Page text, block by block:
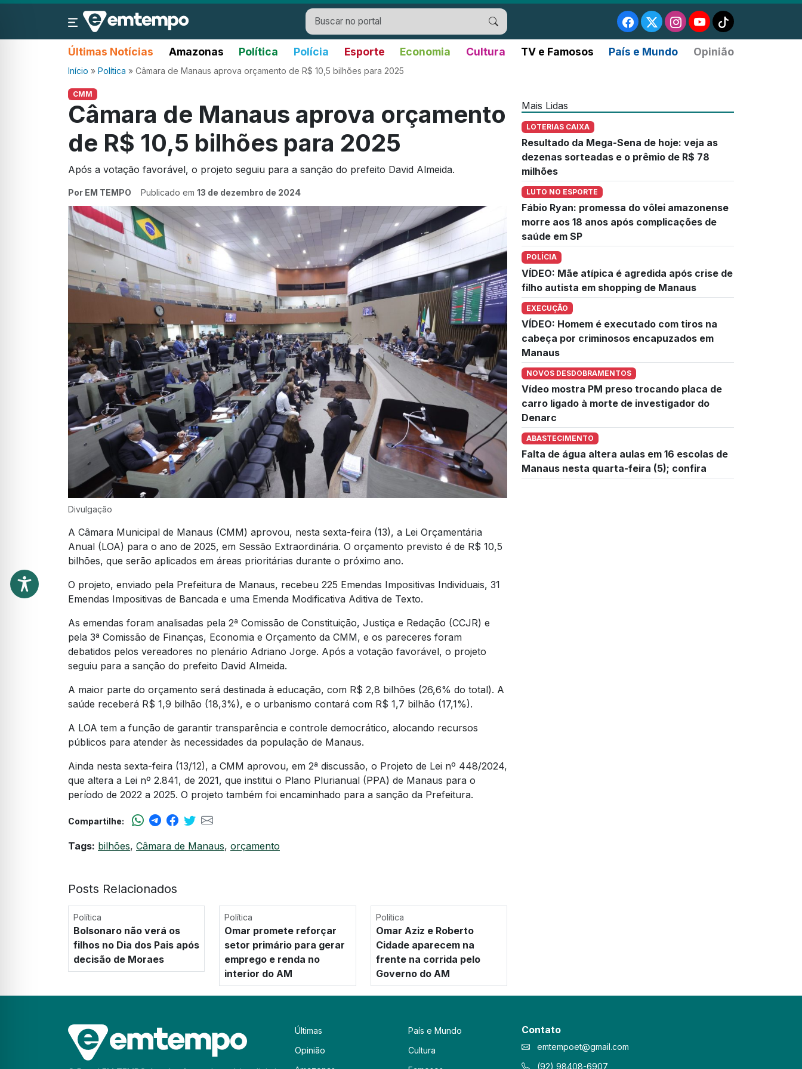
Últimas Notícias Amazonas Política Polícia Esporte Economia Cultura TV e Famosos País e Mundo Opinião
Início » Política » Câmara de Manaus aprova orçamento de R$ 10,5 bilhões para 2025
CMM
Câmara de Manaus aprova orçamento
de R$ 10,5 bilhões para 2025
Após a votação favorável, o projeto seguiu para a sanção do prefeito David Almeida.
Por EM TEMPO Publicado em 13 de dezembro de 2024
Divulgação
A Câmara Municipal de Manaus (CMM) aprovou, nesta sexta-feira (13), a Lei Orçamentária
Anual (LOA) para o ano de 2025, em Sessão Extraordinária. O orçamento previsto é de R$ 10,5
bilhões, que serão aplicados em áreas prioritárias durante o próximo ano.
O projeto, enviado pela Prefeitura de Manaus, recebeu 225 Emendas Impositivas Individuais, 31
Emendas Impositivas de Bancada e uma Emenda Modificativa Aditiva de Texto.
As emendas foram analisadas pela 2ª Comissão de Constituição, Justiça e Redação (CCJR) e
pela 3ª Comissão de Finanças, Economia e Orçamento da CMM, e os pareceres foram
debatidos pelos vereadores no plenário Adriano Jorge. Após a votação favorável, o projeto
seguiu para a sanção do prefeito David Almeida.
A maior parte do orçamento será destinada à educação, com R$ 2,8 bilhões (26,6% do total). A
saúde receberá R$ 1,9 bilhão (18,3%), e o urbanismo contará com R$ 1,7 bilhão (17,1%).
A LOA tem a função de garantir transparência e controle democrático, alocando recursos
públicos para atender às necessidades da população de Manaus.
Ainda nesta sexta-feira (13/12), a CMM aprovou, em 2ª discussão, o Projeto de Lei nº 448/2024,
que altera a Lei nº 2.841, de 2021, que institui o Plano Plurianual (PPA) de Manaus para o
período de 2022 a 2025. O projeto também foi encaminhado para a sanção da Prefeitura.
Compartilhe:
Tags: bilhões, Câmara de Manaus, orçamento
Posts Relacionados
Política
Bolsonaro não verá os
filhos no Dia dos Pais após
decisão de Moraes
Política
Omar promete reforçar
setor primário para gerar
emprego e renda no
interior do AM
Política
Omar Aziz e Roberto
Cidade aparecem na
frente na corrida pelo
Governo do AM
Mais Lidas
LOTERIAS CAIXA
Resultado da Mega-Sena de hoje: veja as
dezenas sorteadas e o prêmio de R$ 78
milhões
LUTO NO ESPORTE
Fábio Ryan: promessa do vôlei amazonense
morre aos 18 anos após complicações de
saúde em SP
POLÍCIA
VÍDEO: Mãe atípica é agredida após crise de
filho autista em shopping de Manaus
EXECUÇÃO
VÍDEO: Homem é executado com tiros na
cabeça por criminosos encapuzados em
Manaus
NOVOS DESDOBRAMENTOS
Vídeo mostra PM preso trocando placa de
carro ligado à morte de investigador do
Denarc
ABASTECIMENTO
Falta de água altera aulas em 16 escolas de
Manaus nesta quarta-feira (5); confira
Últimas
Opinião
País e Mundo
Cultura
Contato
emtempoet@gmail.com
(92) 98408-6907